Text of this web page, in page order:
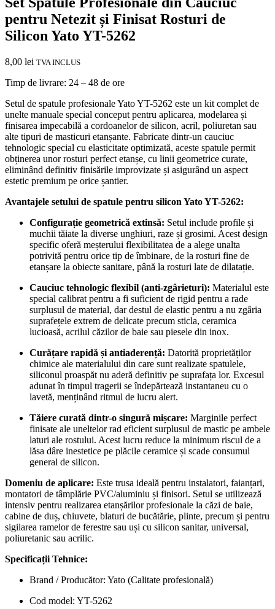
pentru Netezit și Finisat Rosturi de
Silicon Yato YT-5262
8,00 lei TVA INCLUS
Timp de livrare: 24 – 48 de ore
Setul de spatule profesionale Yato YT-5262 este un kit complet de
unelte manuale special conceput pentru aplicarea, modelarea și
finisarea impecabilă a cordoanelor de silicon, acril, poliuretan sau
alte tipuri de masticuri etanșante. Fabricate dintr-un cauciuc
tehnologic special cu elasticitate optimizată, aceste spatule permit
obținerea unor rosturi perfect etanșe, cu linii geometrice curate,
eliminând definitiv finisările improvizate și asigurând un aspect
estetic premium pe orice șantier.
Avantajele setului de spatule pentru silicon Yato YT-5262:
Configurație geometrică extinsă: Setul include profile și
muchii tăiate la diverse unghiuri, raze și grosimi. Acest design
specific oferă meșterului flexibilitatea de a alege unalta
potrivită pentru orice tip de îmbinare, de la rosturi fine de
etanșare la obiecte sanitare, până la rosturi late de dilatație.
Cauciuc tehnologic flexibil (anti-zgârieturi): Materialul este
special calibrat pentru a fi suficient de rigid pentru a rade
surplusul de material, dar destul de elastic pentru a nu zgâria
suprafețele extrem de delicate precum sticla, ceramica
lucioasă, acrilul căzilor de baie sau piesele din inox.
Curățare rapidă și antiaderență: Datorită proprietăților
chimice ale materialului din care sunt realizate spatulele,
siliconul proaspăt nu aderă definitiv pe suprafața lor. Excesul
adunat în timpul tragerii se îndepărtează instantaneu cu o
lavetă, menținând ritmul de lucru alert.
Tăiere curată dintr-o singură mișcare: Marginile perfect
finisate ale uneltelor rad eficient surplusul de mastic pe ambele
laturi ale rostului. Acest lucru reduce la minimum riscul de a
lăsa dâre inestetice pe plăcile ceramice și scade consumul
general de silicon.
Domeniu de aplicare: Este trusa ideală pentru instalatori, faianțari,
montatori de tâmplărie PVC/aluminiu și finisori. Setul se utilizează
intensiv pentru realizarea etanșărilor profesionale la căzi de baie,
cabine de duș, chiuvete, blaturi de bucătărie, plinte, precum și pentru
sigilarea ramelor de ferestre sau uși cu silicon sanitar, universal,
poliuretanic sau acrilic.
Specificații Tehnice:
Brand / Producător: Yato (Calitate profesională)
Cod model: YT-5262